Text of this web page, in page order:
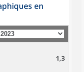
en
1,3